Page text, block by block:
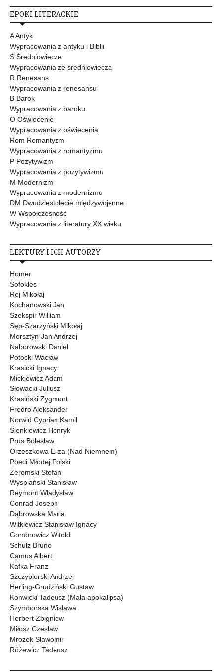
EPOKI LITERACKIE
A Antyk
Wypracowania z antyku i Biblii
Ś Średniowiecze
Wypracowania ze średniowiecza
R Renesans
Wypracowania z renesansu
B Barok
Wypracowania z baroku
O Oświecenie
Wypracowania z oświecenia
Rom Romantyzm
Wypracowania z romantyzmu
P Pozytywizm
Wypracowania z pozytywizmu
M Modernizm
Wypracowania z modernizmu
DM Dwudziestolecie międzywojenne
W Współczesność
Wypracowania z literatury XX wieku
LEKTURY I ICH AUTORZY
Homer
Sofokles
Rej Mikołaj
Kochanowski Jan
Szekspir William
Sęp-Szarzyński Mikołaj
Morsztyn Jan Andrzej
Naborowski Daniel
Potocki Wacław
Krasicki Ignacy
Mickiewicz Adam
Słowacki Juliusz
Krasiński Zygmunt
Fredro Aleksander
Norwid Cyprian Kamil
Sienkiewicz Henryk
Prus Bolesław
Orzeszkowa Eliza (Nad Niemnem)
Poeci Młodej Polski
Żeromski Stefan
Wyspiański Stanisław
Reymont Władysław
Conrad Joseph
Dąbrowska Maria
Witkiewicz Stanisław Ignacy
Gombrowicz Witold
Schulz Bruno
Camus Albert
Kafka Franz
Szczypiorski Andrzej
Herling-Grudziński Gustaw
Konwicki Tadeusz (Mała apokalipsa)
Szymborska Wisława
Herbert Zbigniew
Miłosz Czesław
Mrożek Sławomir
Różewicz Tadeusz